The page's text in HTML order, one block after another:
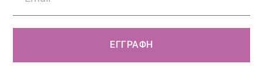
προβλήματα όμως για να μπορέσουμε να
οθόνες είναι η αιτία για τα
προαναφερθέντα προβλήματα, θα
ΕΓΓΡΑΦΗ